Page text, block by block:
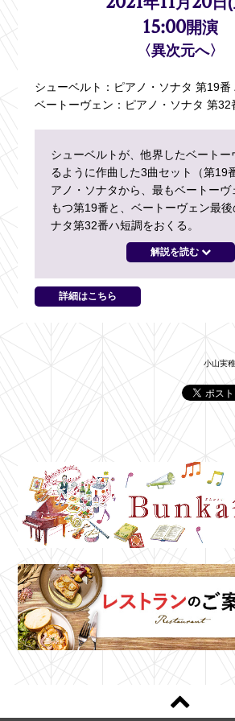
15:00開演
〈異次元へ〉
シューベルト： ピアノ・ソナタ 第19番
ベートーヴェン： ピアノ・ソナタ 第32
シューベルトが、他界したベートー
るように作曲した3曲セット（第19
アノ・ソナタから、最もベートーヴ
もつ第19番と、ベートーヴェン最
ナタ第32番ハ短調をおくる。
解説を読む
詳細はこちら
小山実